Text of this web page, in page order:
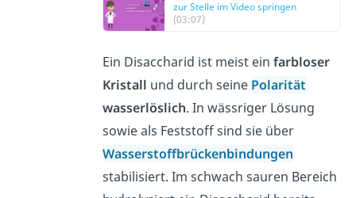
zur Stelle im Video springen
(03:07)
Ein Disaccharid ist meist ein farbloser
Kristall und durch seine Polarität
wasserlöslich. In wässriger Lösung
sowie als Feststoff sind sie über
Wasserstoffbrückenbindungen
stabilisiert. Im schwach sauren Bereich